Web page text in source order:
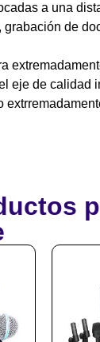
a una
grabación de
eje de calidad